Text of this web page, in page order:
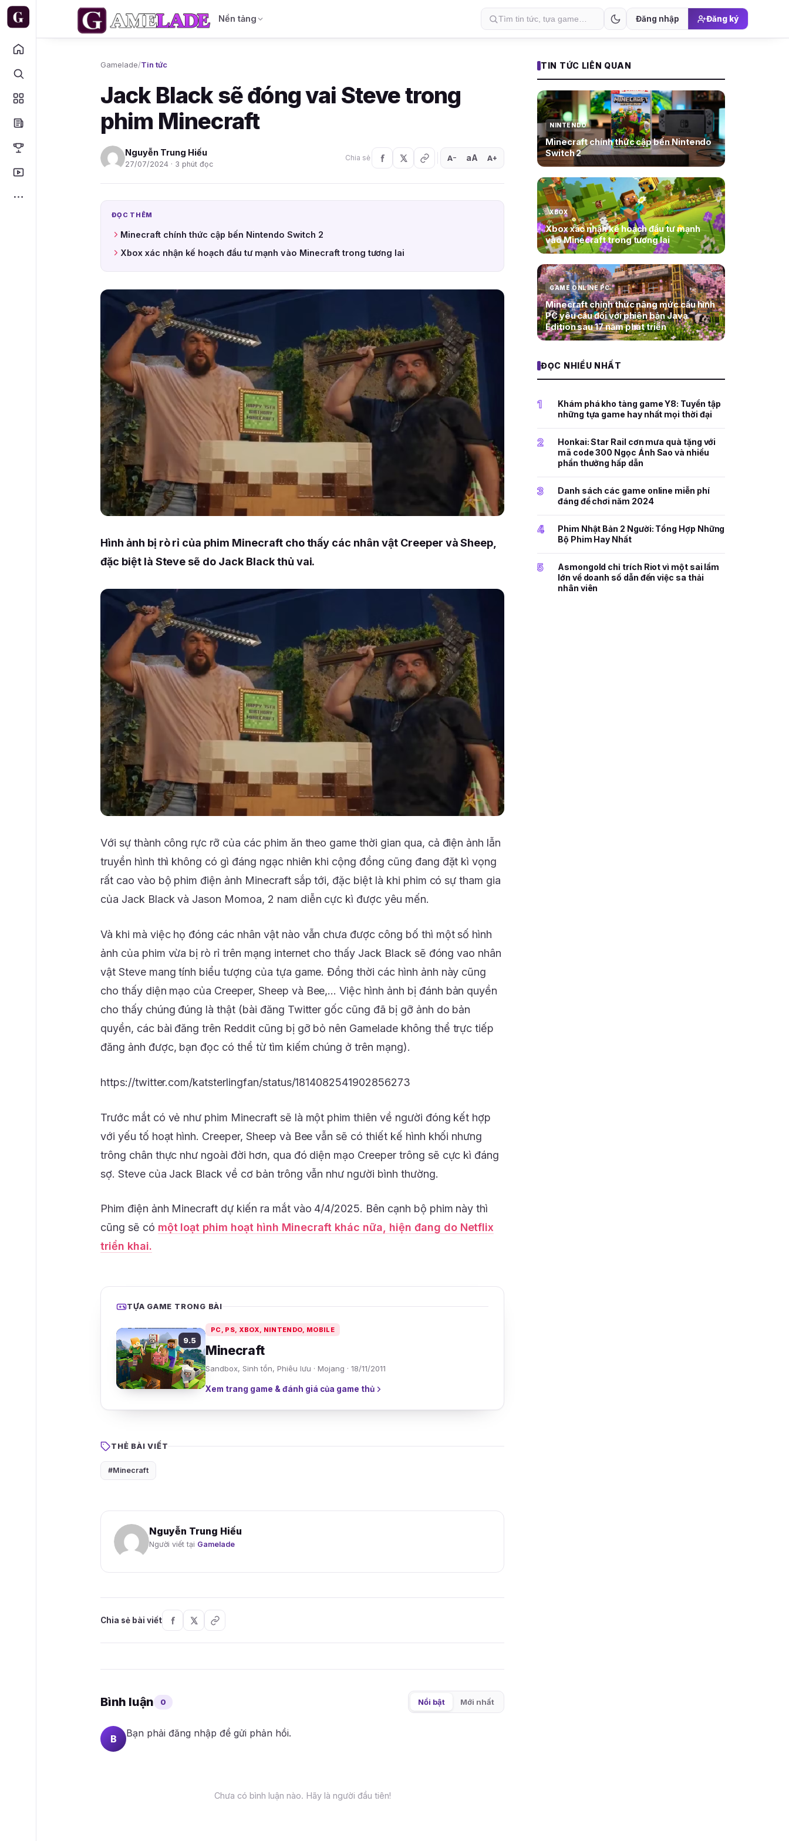
Nền tảng Đăng nhập Đăng ký
Gamelade/Tin tức
Jack Black sẽ đóng vai Steve trong
phim Minecraft
Nguyễn Trung Hiếu
27/07/2024 · 3 phút đọc
Chia sẻ A− aA A+
ĐỌC THÊM
Minecraft chính thức cập bến Nintendo Switch 2
Xbox xác nhận kế hoạch đầu tư mạnh vào Minecraft trong tương lai
Hình ảnh bị rò rỉ của phim Minecraft cho thấy các nhân vật Creeper và Sheep,
đặc biệt là Steve sẽ do Jack Black thủ vai.
Với sự thành công rực rỡ của các phim ăn theo game thời gian qua, cả điện ảnh lẫn
truyền hình thì không có gì đáng ngạc nhiên khi cộng đồng cũng đang đặt kì vọng
rất cao vào bộ phim điện ảnh Minecraft sắp tới, đặc biệt là khi phim có sự tham gia
của Jack Black và Jason Momoa, 2 nam diễn cực kì được yêu mến.
Và khi mà việc họ đóng các nhân vật nào vẫn chưa được công bố thì một số hình
ảnh của phim vừa bị rò rỉ trên mạng internet cho thấy Jack Black sẽ đóng vao nhân
vật Steve mang tính biểu tượng của tựa game. Đồng thời các hình ảnh này cũng
cho thấy diện mạo của Creeper, Sheep và Bee,… Việc hình ảnh bị đánh bản quyền
cho thấy chúng đúng là thật (bài đăng Twitter gốc cũng đã bị gỡ ảnh do bản
quyền, các bài đăng trên Reddit cũng bị gỡ bỏ nên Gamelade không thể trực tiếp
đăng ảnh được, bạn đọc có thể từ tìm kiếm chúng ở trên mạng).
https://twitter.com/katsterlingfan/status/1814082541902856273
Trước mắt có vẻ như phim Minecraft sẽ là một phim thiên về người đóng kết hợp
với yếu tố hoạt hình. Creeper, Sheep và Bee vẫn sẽ có thiết kế hình khối nhưng
trông chân thực như ngoài đời hơn, qua đó diện mạo Creeper trông sẽ cực kì đáng
sợ. Steve của Jack Black về cơ bản trông vẫn như người bình thường.
Phim điện ảnh Minecraft dự kiến ra mắt vào 4/4/2025. Bên cạnh bộ phim này thì
cũng sẽ có một loạt phim hoạt hình Minecraft khác nữa, hiện đang do Netflix
triển khai.
TỰA GAME TRONG BÀI
9.5
PC, PS, XBOX, NINTENDO, MOBILE
Minecraft
Sandbox, Sinh tồn, Phiêu lưu · Mojang · 18/11/2011
Xem trang game & đánh giá của game thủ
THẺ BÀI VIẾT
#Minecraft
Nguyễn Trung Hiếu
Người viết tại Gamelade
Chia sẻ bài viết
Bình luận 0 Nổi bật Mới nhất
B Bạn phải đăng nhập để gửi phản hồi.
Chưa có bình luận nào. Hãy là người đầu tiên!
TIN TỨC LIÊN QUAN
NINTENDO
Minecraft chính thức cập bến Nintendo
Switch 2
XBOX
Xbox xác nhận kế hoạch đầu tư mạnh
vào Minecraft trong tương lai
GAME ONLINE PC
Minecraft chính thức nâng mức cấu hình
PC yêu cầu đối với phiên bản Java
Edition sau 17 năm phát triển
ĐỌC NHIỀU NHẤT
1
Khám phá kho tàng game Y8: Tuyển tập
những tựa game hay nhất mọi thời đại
2
Honkai: Star Rail cơn mưa quà tặng với
mã code 300 Ngọc Ánh Sao và nhiều
phần thưởng hấp dẫn
3
Danh sách các game online miễn phí
đáng để chơi năm 2024
4
Phim Nhật Bản 2 Người: Tổng Hợp Những
Bộ Phim Hay Nhất
5
Asmongold chỉ trích Riot vì một sai lầm
lớn về doanh số dẫn đến việc sa thải
nhân viên